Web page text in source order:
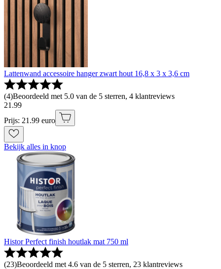
Lattenwand accessoire hanger zwart hout 16,8 x 3 x 3,6 cm
(4)Beoordeeld met 5.0 van de 5 sterren, 4 klantreviews
21 .99
Prijs: 21.99 euro
Bekijk alles in knop
Histor Perfect finish houtlak mat 750 ml
(23)Beoordeeld met 4.6 van de 5 sterren, 23 klantreviews